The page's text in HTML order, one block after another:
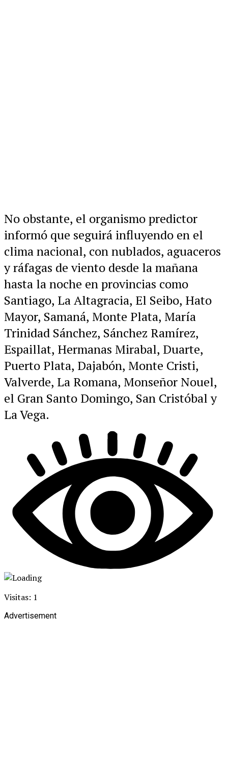
No obstante, el organismo predictor
informó que seguirá influyendo en el
clima nacional, con nublados, aguaceros
y ráfagas de viento desde la mañana
hasta la noche en provincias como
Santiago, La Altagracia, El Seibo, Hato
Mayor, Samaná, Monte Plata, María
Trinidad Sánchez, Sánchez Ramírez,
Espaillat, Hermanas Mirabal, Duarte,
Puerto Plata, Dajabón, Monte Cristi,
Valverde, La Romana, Monseñor Nouel,
el Gran Santo Domingo, San Cristóbal y
La Vega.
Visitas: 1
Advertisement